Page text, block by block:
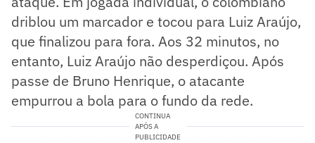
driblou um marcador e tocou para Luiz Araújo,
que finalizou para fora. Aos 32 minutos, no
entanto, Luiz Araújo não desperdiçou. Após
passe de Bruno Henrique, o atacante
empurrou a bola para o fundo da rede.
CONTINUA
APÓS A
PUBLICIDADE